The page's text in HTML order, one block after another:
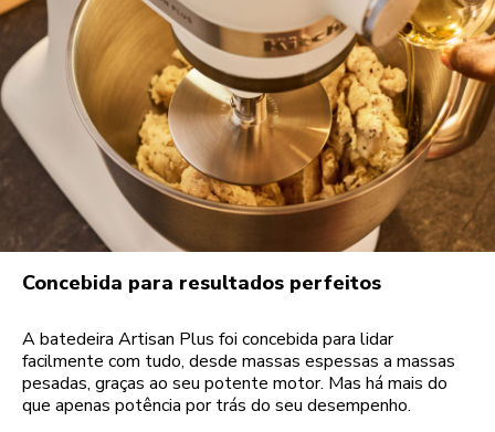
Concebida para resultados perfeitos
A batedeira Artisan Plus foi concebida para lidar
facilmente com tudo, desde massas espessas a massas
pesadas, graças ao seu potente motor. Mas há mais do
que apenas potência por trás do seu desempenho.